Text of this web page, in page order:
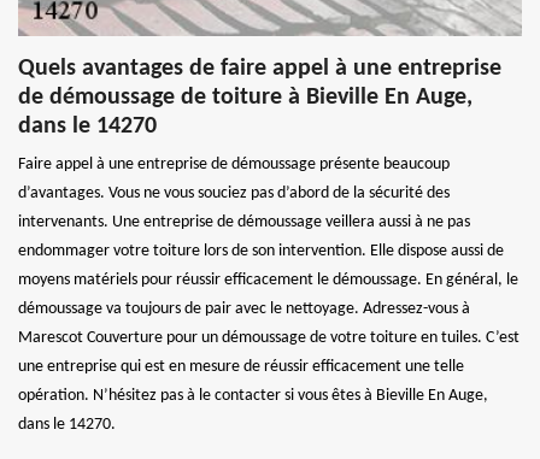
Quels avantages de faire appel à une entreprise
de démoussage de toiture à Bieville En Auge,
dans le 14270
Faire appel à une entreprise de démoussage présente beaucoup
d’avantages. Vous ne vous souciez pas d’abord de la sécurité des
intervenants. Une entreprise de démoussage veillera aussi à ne pas
endommager votre toiture lors de son intervention. Elle dispose aussi de
moyens matériels pour réussir efficacement le démoussage. En général, le
démoussage va toujours de pair avec le nettoyage. Adressez-vous à
Marescot Couverture pour un démoussage de votre toiture en tuiles. C’est
une entreprise qui est en mesure de réussir efficacement une telle
opération. N’hésitez pas à le contacter si vous êtes à Bieville En Auge,
dans le 14270.